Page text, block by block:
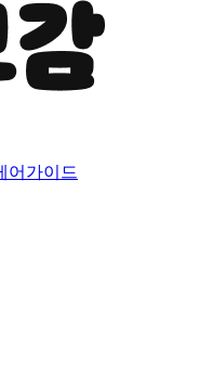
어가이드